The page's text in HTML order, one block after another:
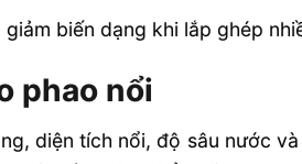
biến dạng khi lắp ghép
phao nổi
diện tích nổi, độ sâu nước